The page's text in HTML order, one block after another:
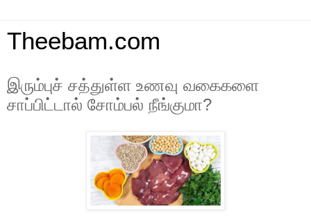
Theebam.com
இரும்புச் சத்துள்ள உணவு வகைகளை
சாப்பிட்டால் சோம்பல் நீங்குமா?